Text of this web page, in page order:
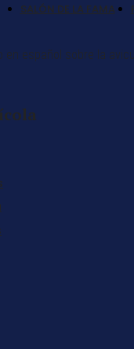
SALÓN DE LA FAMA
en español sobre la